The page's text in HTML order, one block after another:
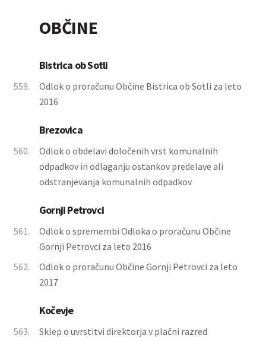
OBČINE
Bistrica ob Sotli
559.
Odlok o proračunu Občine Bistrica ob Sotli za leto
2016
Brezovica
560.
Odlok o obdelavi določenih vrst komunalnih
odpadkov in odlaganju ostankov predelave ali
odstranjevanja komunalnih odpadkov
Gornji Petrovci
561.
Odlok o spremembi Odloka o proračunu Občine
Gornji Petrovci za leto 2016
562.
Odlok o proračunu Občine Gornji Petrovci za leto
2017
Kočevje
563. Sklep o uvrstitvi direktorja v plačni razred